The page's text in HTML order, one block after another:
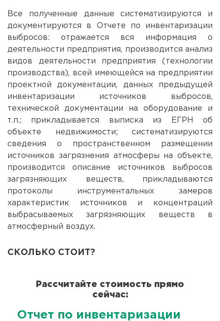
Все полученные данные систематизируются и
документируются в Отчете по инвентаризации
выбросов: отражается вся информация о
деятельности предприятия, производится анализ
видов деятельности предприятия (технологии
производства), всей имеющейся на предприятии
проектной документации, данных предыдущей
инвентаризации источников выбросов,
технической документации на оборудование и
т.п.; прикладывается выписка из ЕГРН об
объекте недвижимости; систематизируются
сведения о пространственном размещении
источников загрязнения атмосферы на объекте,
производится описание источников выбросов
загрязняющих веществ, прикладываются
протоколы инструментальных замеров
характеристик источников и концентраций
выбрасываемых загрязняющих веществ в
атмосферный воздух.
СКОЛЬКО СТОИТ?
ПоляРассчитайте стоимость прямо
сейчас:
Отчет по инвентаризации